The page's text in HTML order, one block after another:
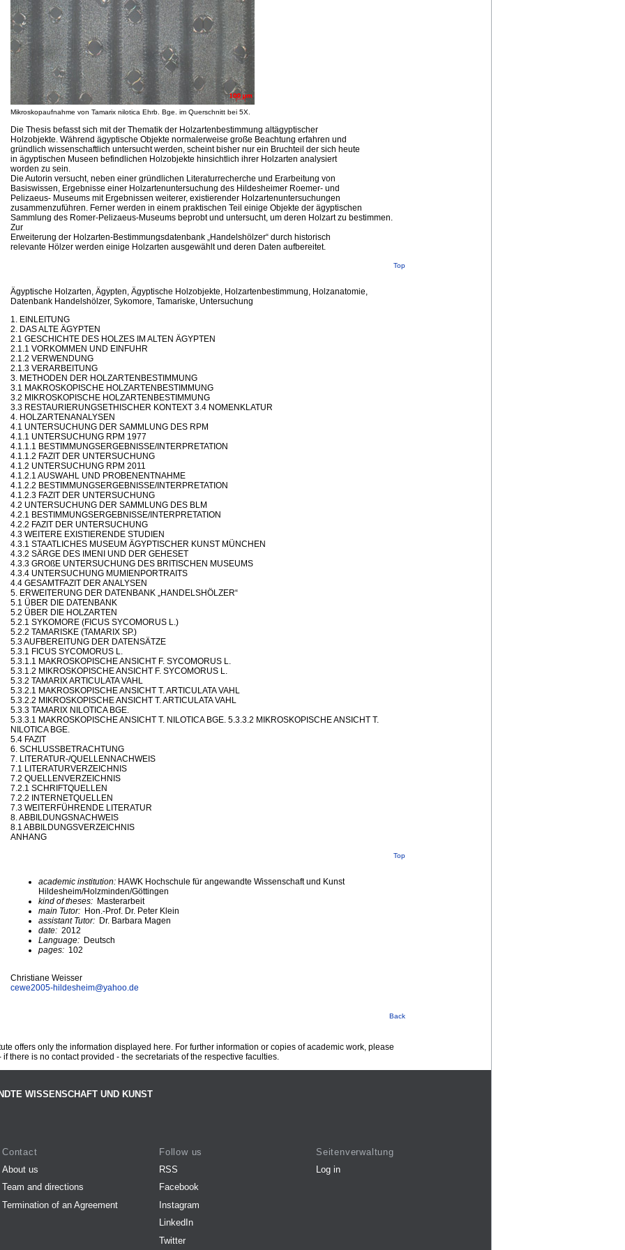
Mikroskopaufnahme von Tamarix nilotica Ehrb. Bge. im Querschnitt bei 5X.
Die Thesis befasst sich mit der Thematik der Holzartenbestimmung altägyptischer
Holzobjekte. Während ägyptische Objekte normalerweise große Beachtung erfahren und
gründlich wissenschaftlich untersucht werden, scheint bisher nur ein Bruchteil der sich heute
in ägyptischen Museen befindlichen Holzobjekte hinsichtlich ihrer Holzarten analysiert
worden zu sein.
Die Autorin versucht, neben einer gründlichen Literaturrecherche und Erarbeitung von
Basiswissen, Ergebnisse einer Holzartenuntersuchung des Hildesheimer Roemer- und
Pelizaeus- Museums mit Ergebnissen weiterer, existierender Holzartenuntersuchungen
zusammenzuführen. Ferner werden in einem praktischen Teil einige Objekte der ägyptischen
Sammlung des Romer-Pelizaeus-Museums beprobt und untersucht, um deren Holzart zu bestimmen.
Zur
Erweiterung der Holzarten-Bestimmungsdatenbank „Handelshölzer“ durch historisch
relevante Hölzer werden einige Holzarten ausgewählt und deren Daten aufbereitet.
Top
Ägyptische Holzarten, Ägypten, Ägyptische Holzobjekte, Holzartenbestimmung, Holzanatomie,
Datenbank Handelshölzer, Sykomore, Tamariske, Untersuchung
1. EINLEITUNG
2. DAS ALTE ÄGYPTEN
2.1 GESCHICHTE DES HOLZES IM ALTEN ÄGYPTEN
2.1.1 VORKOMMEN UND EINFUHR
2.1.2 VERWENDUNG
2.1.3 VERARBEITUNG
3. METHODEN DER HOLZARTENBESTIMMUNG
3.1 MAKROSKOPISCHE HOLZARTENBESTIMMUNG
3.2 MIKROSKOPISCHE HOLZARTENBESTIMMUNG
3.3 RESTAURIERUNGSETHISCHER KONTEXT 3.4 NOMENKLATUR
4. HOLZARTENANALYSEN
4.1 UNTERSUCHUNG DER SAMMLUNG DES RPM
4.1.1 UNTERSUCHUNG RPM 1977
4.1.1.1 BESTIMMUNGSERGEBNISSE/INTERPRETATION
4.1.1.2 FAZIT DER UNTERSUCHUNG
4.1.2 UNTERSUCHUNG RPM 2011
4.1.2.1 AUSWAHL UND PROBENENTNAHME
4.1.2.2 BESTIMMUNGSERGEBNISSE/INTERPRETATION
4.1.2.3 FAZIT DER UNTERSUCHUNG
4.2 UNTERSUCHUNG DER SAMMLUNG DES BLM
4.2.1 BESTIMMUNGSERGEBNISSE/INTERPRETATION
4.2.2 FAZIT DER UNTERSUCHUNG
4.3 WEITERE EXISTIERENDE STUDIEN
4.3.1 STAATLICHES MUSEUM ÄGYPTISCHER KUNST MÜNCHEN
4.3.2 SÄRGE DES IMENI UND DER GEHESET
4.3.3 GROßE UNTERSUCHUNG DES BRITISCHEN MUSEUMS
4.3.4 UNTERSUCHUNG MUMIENPORTRAITS
4.4 GESAMTFAZIT DER ANALYSEN
5. ERWEITERUNG DER DATENBANK „HANDELSHÖLZER“
5.1 ÜBER DIE DATENBANK
5.2 ÜBER DIE HOLZARTEN
5.2.1 SYKOMORE (FICUS SYCOMORUS L.)
5.2.2 TAMARISKE (TAMARIX SP.)
5.3 AUFBEREITUNG DER DATENSÄTZE
5.3.1 FICUS SYCOMORUS L.
5.3.1.1 MAKROSKOPISCHE ANSICHT F. SYCOMORUS L.
5.3.1.2 MIKROSKOPISCHE ANSICHT F. SYCOMORUS L.
5.3.2 TAMARIX ARTICULATA VAHL
5.3.2.1 MAKROSKOPISCHE ANSICHT T. ARTICULATA VAHL
5.3.2.2 MIKROSKOPISCHE ANSICHT T. ARTICULATA VAHL
5.3.3 TAMARIX NILOTICA BGE.
5.3.3.1 MAKROSKOPISCHE ANSICHT T. NILOTICA BGE. 5.3.3.2 MIKROSKOPISCHE ANSICHT T.
NILOTICA BGE.
5.4 FAZIT
6. SCHLUSSBETRACHTUNG
7. LITERATUR-/QUELLENNACHWEIS
7.1 LITERATURVERZEICHNIS
7.2 QUELLENVERZEICHNIS
7.2.1 SCHRIFTQUELLEN
7.2.2 INTERNETQUELLEN
7.3 WEITERFÜHRENDE LITERATUR
8. ABBILDUNGSNACHWEIS
8.1 ABBILDUNGSVERZEICHNIS
ANHANG
Top
academic institution: HAWK Hochschule für angewandte Wissenschaft und Kunst
Hildesheim/Holzminden/Göttingen
kind of theses: Masterarbeit
main Tutor: Hon.-Prof. Dr. Peter Klein
assistant Tutor: Dr. Barbara Magen
date: 2012
Language: Deutsch
pages: 102
Christiane Weisser
cewe2005-hildesheim@yahoo.de
Back
offers only the information displayed here. For further information or copies of academic work, please
if there is no contact provided - the secretariats of the respective faculties.
WISSENSCHAFT UND KUNST
Contact
About us
Team and directions
Termination of an Agreement
Follow us
RSS
Facebook
Instagram
LinkedIn
Twitter
Seitenverwaltung
Log in